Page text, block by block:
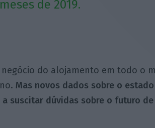
de 2019.
do alojamento em todo o
Mas novos dados sobre o estado
a suscitar dúvidas sobre o futuro de